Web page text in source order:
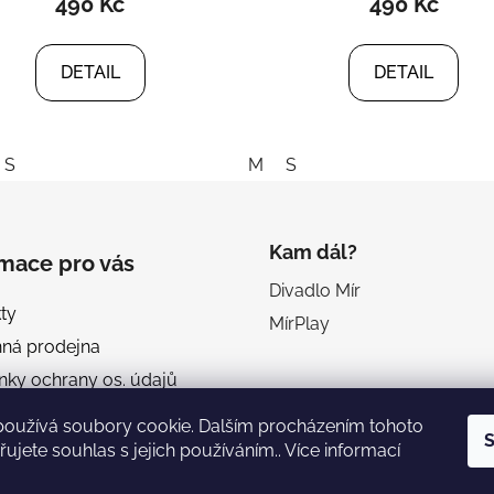
soubory cookie. Dalším procházením tohoto
souhlas s jejich používáním.. Více informací
DETAIL
S
DETAIL
M S
pro vás
prodejna
ochrany os. údajů
podmínky crowdfundingu
Kam dál?
Divadlo Mír
MírPlay